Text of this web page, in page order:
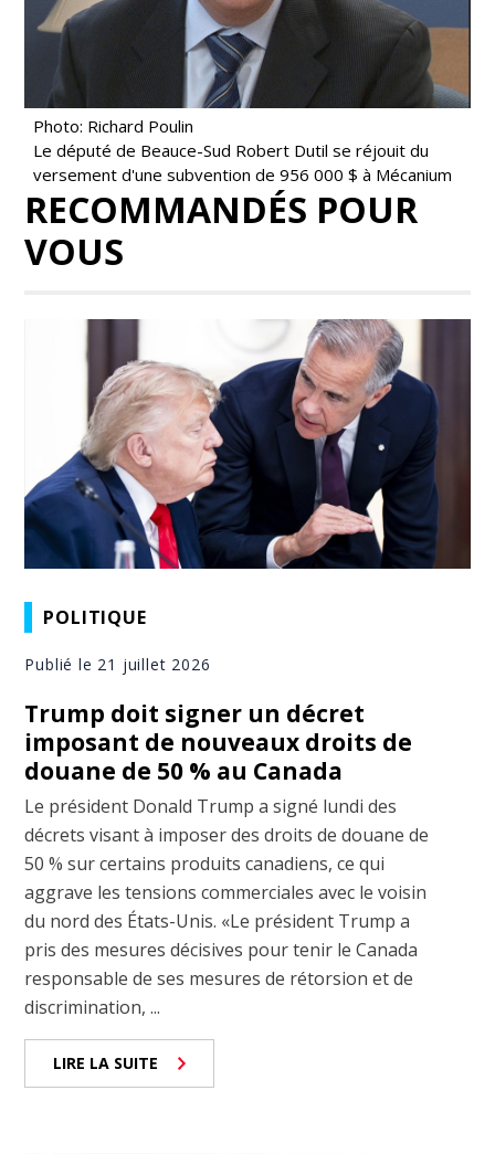
Photo: Richard Poulin
Le député de Beauce-Sud Robert Dutil se réjouit du
versement d'une subvention de 956 000 $ à Mécanium
RECOMMANDÉS POUR
VOUS
POLITIQUE
Publié le 21 juillet 2026
Trump doit signer un décret
imposant de nouveaux droits de
douane de 50 % au Canada
Le président Donald Trump a signé lundi des
décrets visant à imposer des droits de douane de
50 % sur certains produits canadiens, ce qui
aggrave les tensions commerciales avec le voisin
du nord des États-Unis. «Le président Trump a
pris des mesures décisives pour tenir le Canada
responsable de ses mesures de rétorsion et de
discrimination, ...
LIRE LA SUITE